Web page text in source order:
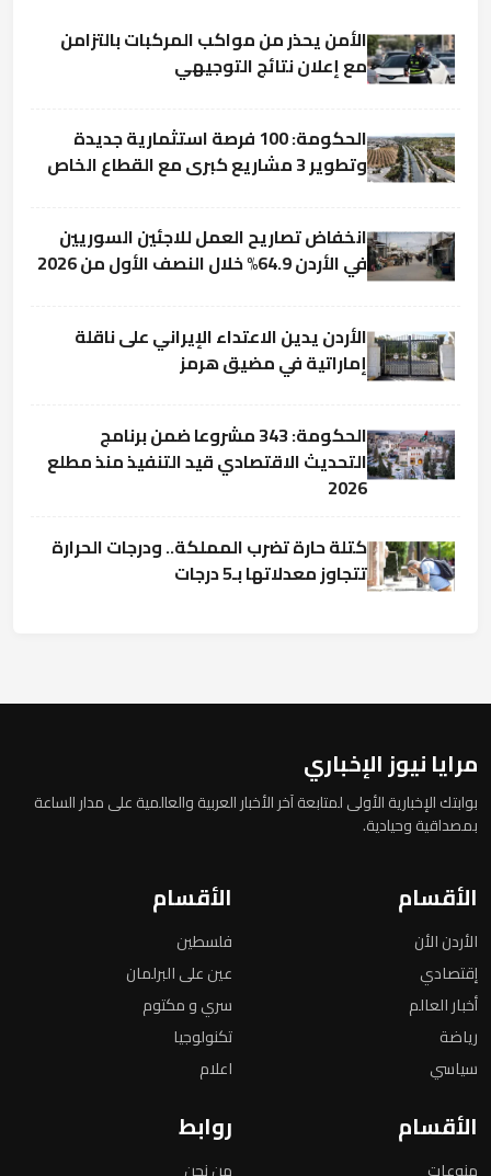
الأمن يحذر من مواكب المركبات بالتزامن
مع إعلان نتائج التوجيهي
الحكومة: 100 فرصة استثمارية جديدة
وتطوير 3 مشاريع كبرى مع القطاع الخاص
انخفاض تصاريح العمل للاجئين السوريين
في الأردن 64.9% خلال النصف الأول من 2026
الأردن يدين الاعتداء الإيراني على ناقلة
إماراتية في مضيق هرمز
الحكومة: 343 مشروعا ضمن برنامج
التحديث الاقتصادي قيد التنفيذ منذ مطلع
2026
كتلة حارة تضرب المملكة.. ودرجات الحرارة
تتجاوز معدلاتها بـ5 درجات
مرايا نيوز الإخباري
بوابتك الإخبارية الأولى لمتابعة آخر الأخبار العربية والعالمية على مدار الساعة
بمصداقية وحيادية.
الأقسام
الأردن الأن
إقتصادي
أخبار العالم
رياضة
سياسي
الأقسام
فلسطين
عين على البرلمان
سري و مكتوم
تكنولوجيا
اعلام
الأقسام
منوعات
روابط
من نحن